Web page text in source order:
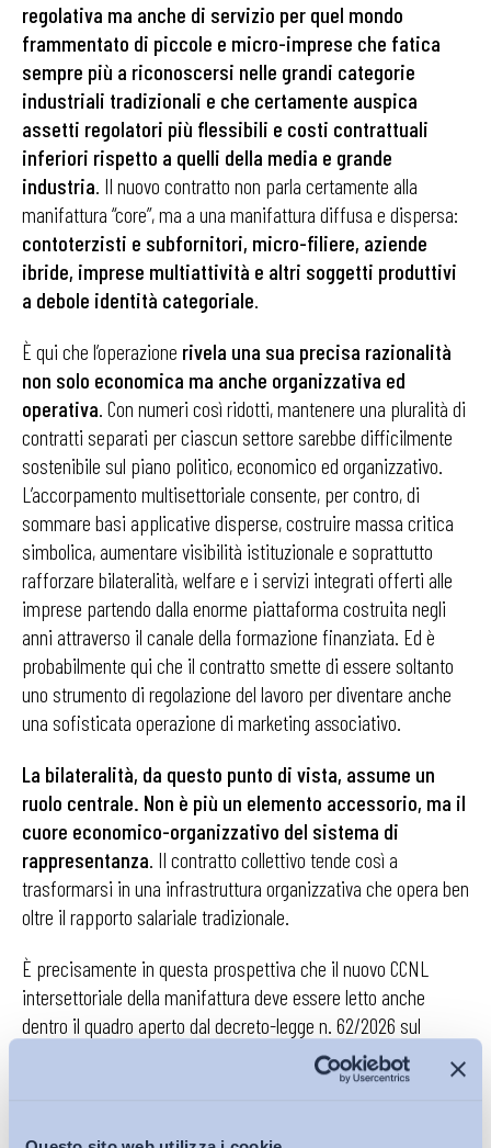
regolativa ma anche di servizio per quel mondo
frammentato di piccole e micro-imprese che fatica
sempre più a riconoscersi nelle grandi categorie
industriali tradizionali e che certamente auspica
assetti regolatori più flessibili e costi contrattuali
inferiori rispetto a quelli della media e grande
industria. Il nuovo contratto non parla certamente alla
manifattura “core”, ma a una manifattura diffusa e dispersa:
contoterzisti e subfornitori, micro-filiere, aziende
ibride, imprese multiattività e altri soggetti produttivi
a debole identità categoriale.
È qui che l’operazione rivela una sua precisa razionalità
non solo economica ma anche organizzativa ed
operativa. Con numeri così ridotti, mantenere una pluralità di
contratti separati per ciascun settore sarebbe difficilmente
sostenibile sul piano politico, economico ed organizzativo.
L’accorpamento multisettoriale consente, per contro, di
sommare basi applicative disperse, costruire massa critica
simbolica, aumentare visibilità istituzionale e soprattutto
rafforzare bilateralità, welfare e i servizi integrati offerti alle
imprese partendo dalla enorme piattaforma costruita negli
anni attraverso il canale della formazione finanziata. Ed è
probabilmente qui che il contratto smette di essere soltanto
uno strumento di regolazione del lavoro per diventare anche
una sofisticata operazione di marketing associativo.
La bilateralità, da questo punto di vista, assume un
ruolo centrale. Non è più un elemento accessorio, ma il
cuore economico-organizzativo del sistema di
rappresentanza. Il contratto collettivo tende così a
trasformarsi in una infrastruttura organizzativa che opera ben
oltre il rapporto salariale tradizionale.
È precisamente in questa prospettiva che il nuovo CCNL
intersettoriale della manifattura deve essere letto anche
dentro il quadro aperto dal decreto-legge n. 62/2026 sul
“salario giusto”. Se il decreto n. 62/2026 sposta il sistema
verso trasparenza, monitoraggio retributivo e valorizzazione
soggetti minori sono chiamati a dimostrare non solo di